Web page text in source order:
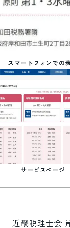
スマートフォンでの
サービスページ
近畿税理士会